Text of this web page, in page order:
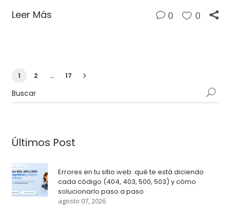
Leer Más 0 0
1 2 … 17
Últimos Post
Errores en tu sitio web: qué te está diciendo
cada código (404, 403, 500, 503) y cómo
solucionarlo paso a paso
agosto 07, 2026